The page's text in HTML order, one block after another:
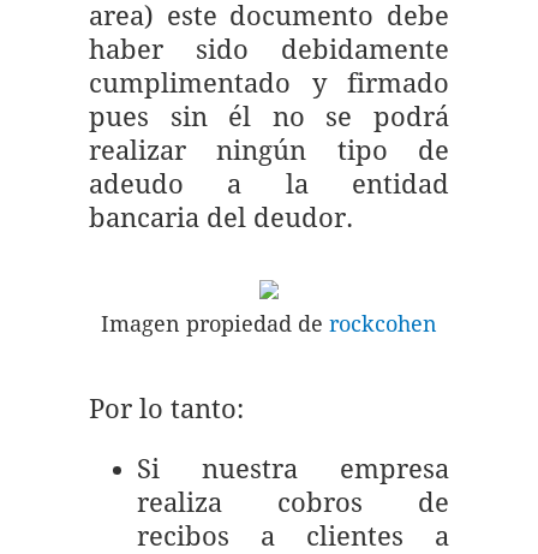
area) este documento debe
haber sido debidamente
cumplimentado y firmado
pues sin él no se podrá
realizar ningún tipo de
adeudo a la entidad
bancaria del deudor.
Imagen propiedad de rockcohen
Por lo tanto:
Si nuestra empresa
realiza cobros de
recibos a clientes a